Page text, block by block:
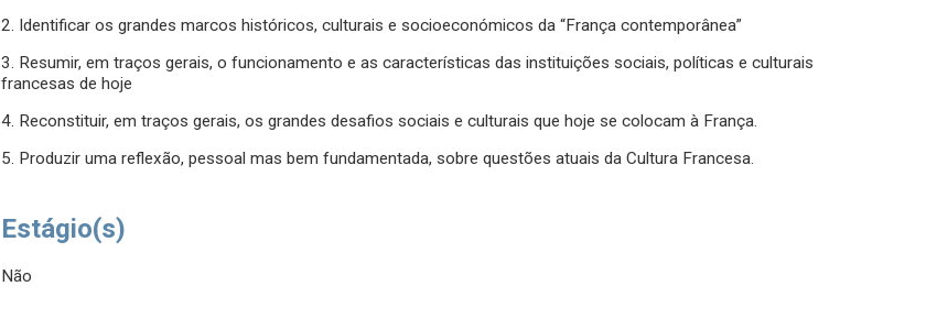
2. Identificar os grandes marcos históricos, culturais e socioeconómicos da “França contemporânea”
3. Resumir, em traços gerais, o funcionamento e as características das instituições sociais, políticas e culturais
francesas de hoje
4. Reconstituir, em traços gerais, os grandes desafios sociais e culturais que hoje se colocam à França.
5. Produzir uma reflexão, pessoal mas bem fundamentada, sobre questões atuais da Cultura Francesa.
Estágio(s)
Não